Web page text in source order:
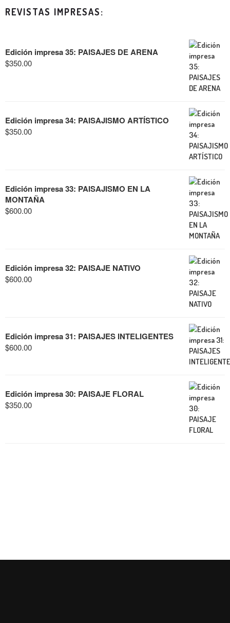
REVISTAS IMPRESAS:
Edición impresa 35: PAISAJES DE ARENA
$350.00
Edición impresa 34: PAISAJISMO ARTÍSTICO
$350.00
Edición impresa 33: PAISAJISMO EN LA
MONTAÑA
$600.00
Edición impresa 32: PAISAJE NATIVO
$600.00
Edición impresa 31: PAISAJES INTELIGENTES
$600.00
Edición impresa 30: PAISAJE FLORAL
$350.00